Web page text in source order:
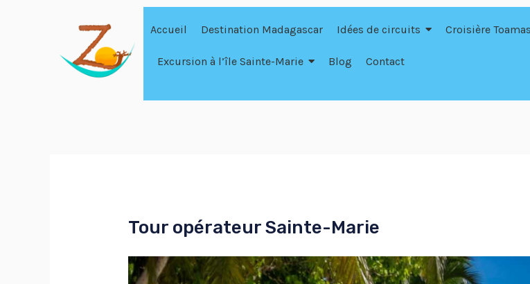
Accueil Destination Madagascar Idées de circuits Croisière
Excursion à l’île Sainte-Marie Blog Contact
Tour opérateur Sainte-Marie